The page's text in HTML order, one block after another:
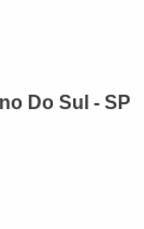
Do Sul - SP